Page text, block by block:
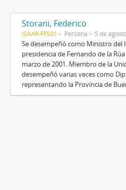
Storani, Federico
ISAAR-FFS01 Persona 5 de
Se desempeñó como Ministro
presidencia de Fernando de la
marzo de 2001. Miembro de la
desempeñó varias veces como
representando la Provincia de